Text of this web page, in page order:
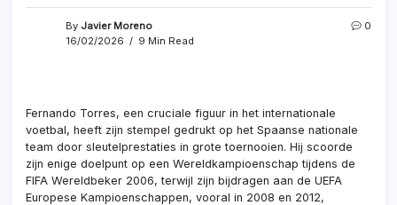
By Javier Moreno
16/02/2026
9 Min Read
0
Fernando Torres, een cruciale figuur in het internationale
voetbal, heeft zijn stempel gedrukt op het Spaanse nationale
team door sleutelprestaties in grote toernooien. Hij scoorde
zijn enige doelpunt op een Wereldkampioenschap tijdens de
FIFA Wereldbeker 2006, terwijl zijn bijdragen aan de UEFA
Europese Kampioenschappen, vooral in 2008 en 2012,